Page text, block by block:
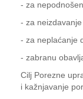
- za
- za
- za neplaćanje
- zabranu
Cilj Porezne
i kažnjavanje